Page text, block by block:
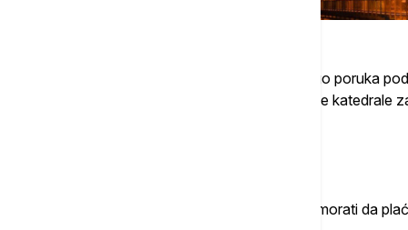
"Pored kritičkih glasova, dobili smo i mnogo poruka
mnogi ljudi svesni da očuvanje i održavanje
Asman je rekao da određene grupe neće morati da